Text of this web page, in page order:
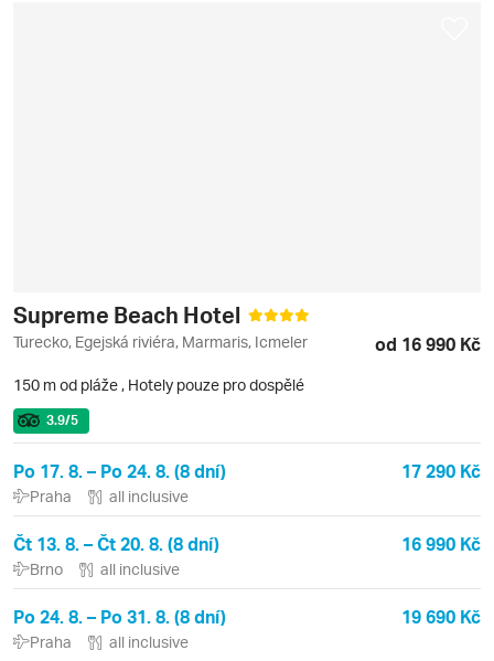
Supreme Beach Hotel
Turecko, Egejská riviéra, Marmaris, Icmeler od 16 990 Kč
150 m od pláže , Hotely pouze pro dospělé
3.9/5
Po 17. 8. – Po 24. 8. (8 dní) 17 290 Kč
Praha all inclusive
Čt 13. 8. – Čt 20. 8. (8 dní) 16 990 Kč
Brno all inclusive
Po 24. 8. – Po 31. 8. (8 dní) 19 690 Kč
Praha all inclusive